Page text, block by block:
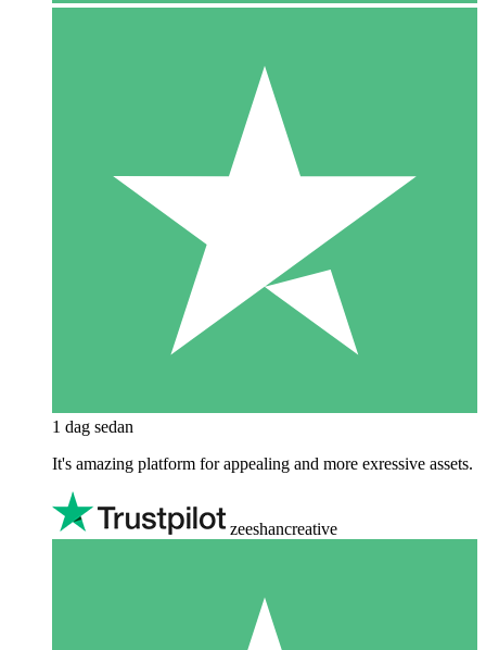
1 dag sedan
It's amazing platform for appealing and more exressive assets.
zeeshancreative